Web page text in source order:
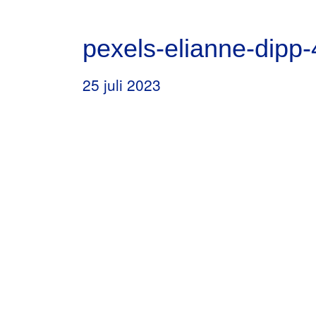
pexels-elianne-
25 juli 2023